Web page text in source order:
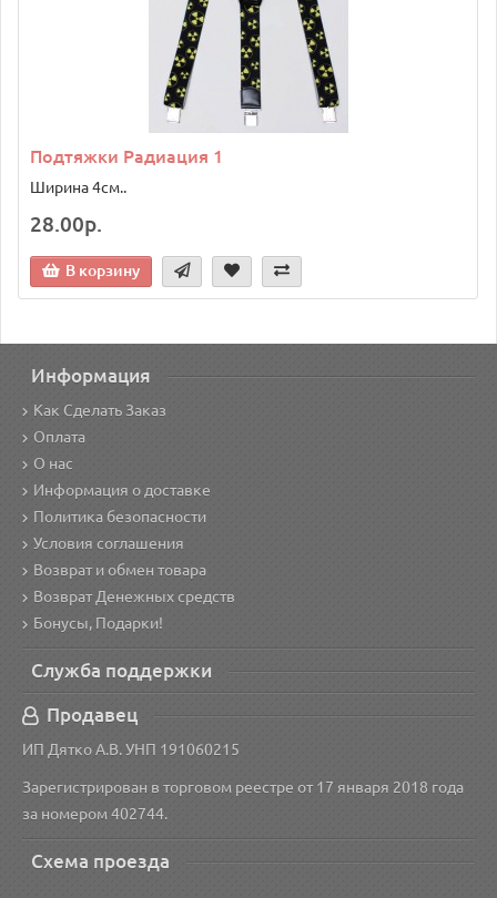
Подтяжки Радиация 1
Ширина 4см..
28.00р.
В корзину
Информация
Как Сделать Заказ
Оплата
О нас
Информация о доставке
Политика безопасности
Условия соглашения
Возврат и обмен товара
Возврат Денежных средств
Бонусы, Подарки!
Служба поддержки
Продавец
ИП Дятко А.В. УНП 191060215
Зарегистрирован в торговом реестре от 17 января 2018 года
за номером 402744.
Схема проезда